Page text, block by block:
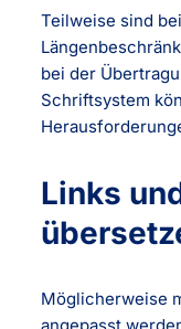
Teilweise sind
bei der
Schriftsystem
Links
Möglicherweise